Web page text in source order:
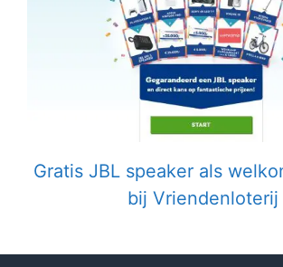
Gratis JBL speaker als
bij Vriendenloterij